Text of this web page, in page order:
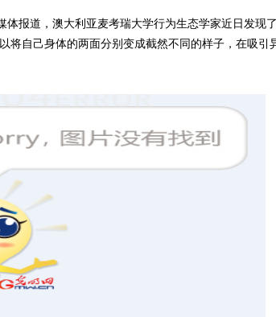
报道，澳大利亚麦考瑞大学行为生态学家近日发现
将自己身体的两面分别变成截然不同的样子，在吸引